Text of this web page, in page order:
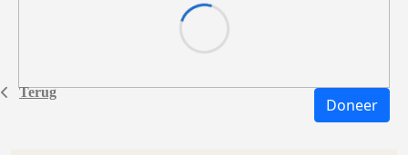
Terug
Doneer